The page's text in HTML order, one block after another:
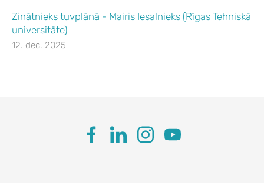
Zinātnieks tuvplānā - Mairis Iesalnieks (Rīgas Tehniskā
universitāte)
12. dec. 2025